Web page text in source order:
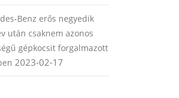
Benz erős negyedik
után csaknem azonos
gépkocsit forgalmazott
2023-02-17